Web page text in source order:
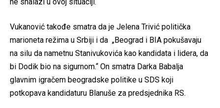
Vukanović takođe smatra da je Jelena Trivić politička
marioneta režima u Srbiji i da „Beograd i BIA pokušavaju
na silu da nametnu Stanivukovića kao kandidata i lidera, da
bi Dodik bio na sigurnom.“ On smatra Darka Babalja
glavnim igračem beogradske politike u SDS koji
potkopava kandidaturu Blanuše za predsjednika RS.